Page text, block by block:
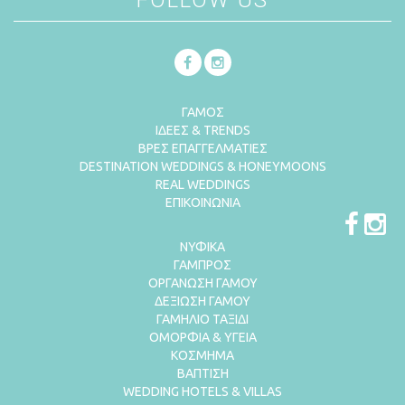
ΓΑΜΟΣ
ΙΔΕΕΣ & TRENDS
ΒΡΕΣ ΕΠΑΓΓΕΛΜΑΤΙΕΣ
DESTINATION WEDDINGS & HONEYMOONS
REAL WEDDINGS
ΕΠΙΚΟΙΝΩΝΙΑ
ΝΥΦΙΚΑ
ΓΑΜΠΡΟΣ
ΟΡΓΑΝΩΣΗ ΓΑΜΟΥ
ΔΕΞΙΩΣΗ ΓΑΜΟΥ
ΓΑΜΗΛΙΟ ΤΑΞΙΔΙ
ΟΜΟΡΦΙΑ & ΥΓΕΙΑ
ΚΟΣΜΗΜΑ
ΒΑΠΤΙΣΗ
WEDDING HOTELS & VILLAS